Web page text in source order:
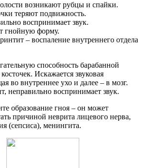
возникают рубцы и спайки.
теряют подвижность.
воспринимает звук.
гнойную форму.
– воспаление внутреннего отдела
способность барабанной
Искажается звуковая
во внутреннее ухо и далее – в мозг.
неправильно воспринимает звук.
образование гноя – он может
причиной неврита лицевого нерва,
(сепсиса), менингита.